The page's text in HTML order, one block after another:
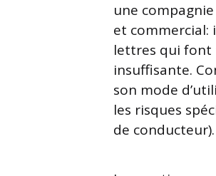
une
et commercial:
lettres qui font
insuffisante.
son mode
les risques
de conducteur).